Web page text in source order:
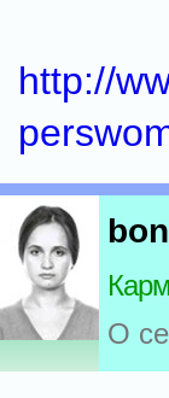
http://
О